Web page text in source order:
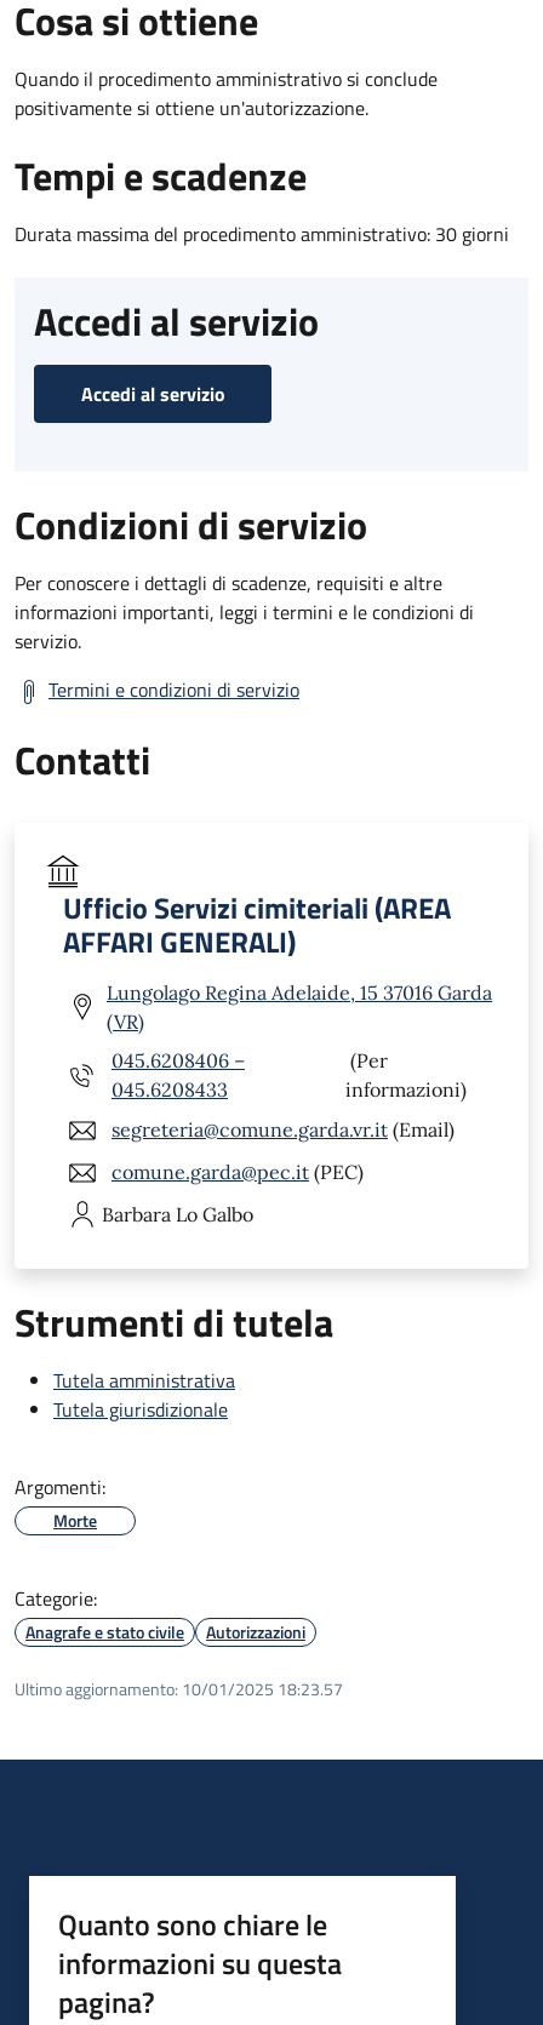
Cosa si ottiene
Quando il procedimento amministrativo si conclude
positivamente si ottiene un'autorizzazione.
Tempi e scadenze
Durata massima del procedimento amministrativo: 30 giorni
Accedi al servizio
Accedi al servizio
Condizioni di servizio
Per conoscere i dettagli di scadenze, requisiti e altre
informazioni importanti, leggi i termini e le condizioni di
servizio.
Termini e condizioni di servizio
Contatti
Ufficio Servizi cimiteriali (AREA
AFFARI GENERALI)
Lungolago Regina Adelaide, 15 37016 Garda
(VR)
045.6208406 –
045.6208433
(Per
informazioni)
segreteria@comune.garda.vr.it (Email)
comune.garda@pec.it (PEC)
Barbara Lo Galbo
Strumenti di tutela
Tutela amministrativa
Tutela giurisdizionale
Argomenti:
Morte
Categorie:
Anagrafe e stato civile Autorizzazioni
Ultimo aggiornamento: 10/01/2025 18:23.57
Quanto sono chiare le
informazioni su questa
pagina?